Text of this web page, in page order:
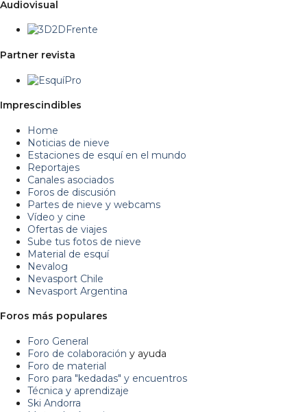
Audiovisual
Partner revista
Imprescindibles
Home
Noticias de nieve
Estaciones de esquí en el mundo
Reportajes
Canales asociados
Foros de discusión
Partes de nieve y webcams
Vídeo y cine
Ofertas de viajes
Sube tus fotos de nieve
Material de esquí
Nevalog
Nevasport Chile
Nevasport Argentina
Foros más populares
Foro General
Foro de colaboración y ayuda
Foro de material
Foro para "kedadas" y encuentros
Técnica y aprendizaje
Ski Andorra